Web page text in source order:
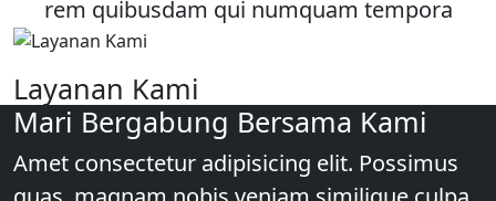
rem quibusdam qui numquam tempora
Layanan Kami
Mari Bergabung Bersama Kami
Amet consectetur adipisicing elit. Possimus